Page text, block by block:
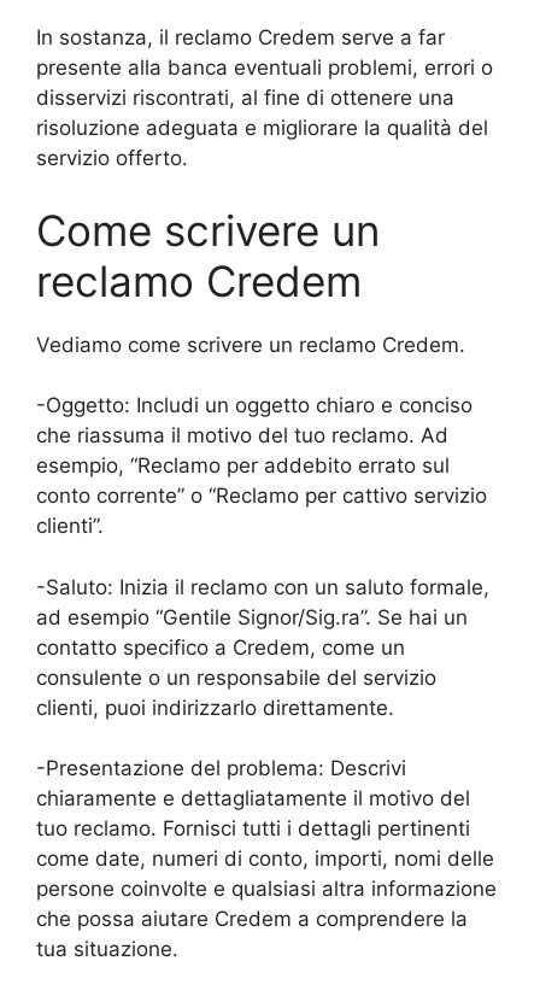
In sostanza, il reclamo Credem serve a far
presente alla banca eventuali problemi, errori o
disservizi riscontrati, al fine di ottenere una
risoluzione adeguata e migliorare la qualità del
servizio offerto.
Come scrivere un
reclamo Credem
Vediamo come scrivere un reclamo Credem.
-Oggetto: Includi un oggetto chiaro e conciso
che riassuma il motivo del tuo reclamo. Ad
esempio, “Reclamo per addebito errato sul
conto corrente” o “Reclamo per cattivo servizio
clienti”.
-Saluto: Inizia il reclamo con un saluto formale,
ad esempio “Gentile Signor/Sig.ra”. Se hai un
contatto specifico a Credem, come un
consulente o un responsabile del servizio
clienti, puoi indirizzarlo direttamente.
-Presentazione del problema: Descrivi
chiaramente e dettagliatamente il motivo del
tuo reclamo. Fornisci tutti i dettagli pertinenti
come date, numeri di conto, importi, nomi delle
persone coinvolte e qualsiasi altra informazione
che possa aiutare Credem a comprendere la
tua situazione.